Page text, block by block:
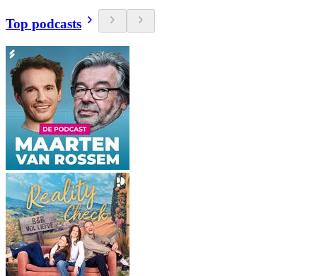
Top podcasts